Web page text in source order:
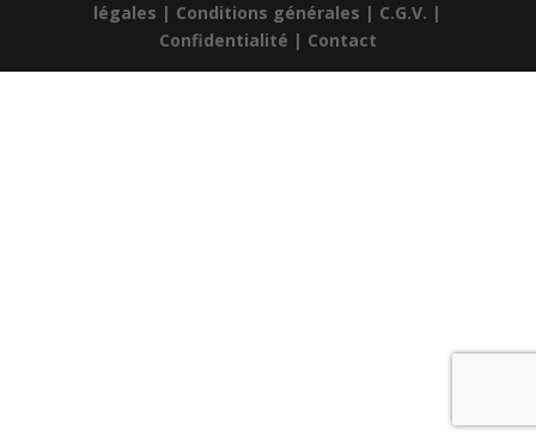
légales | Conditions générales | C.G.V. |
Confidentialité | Contact